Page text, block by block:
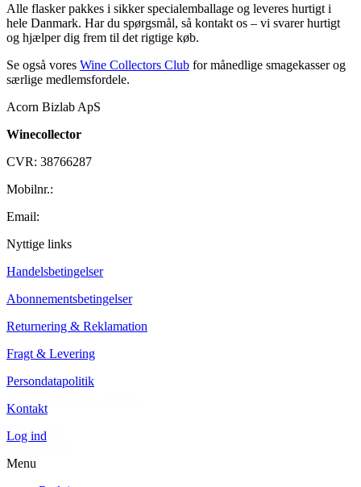
999,00 kr.
Tilføj til kurv
Guado al Tasso 2009
1.099,00 kr.
Tilføj til kurv
Alle flasker pakkes i sikker specialemballage og leveres hurtigt i
hele Danmark. Har du spørgsmål, så kontakt os – vi svarer hurtigt
og hjælper dig frem til det rigtige køb.
Se også vores Wine Collectors Club for månedlige smagekasser og
særlige medlemsfordele.
Acorn Bizlab ApS
Winecollector
CVR: 38766287
Mobilnr.:
Email:
Nyttige links
Handelsbetingelser
Abonnementsbetingelser
Returnering & Reklamation
Fragt & Levering
Persondatapolitik
Kontakt
Log ind
Menu